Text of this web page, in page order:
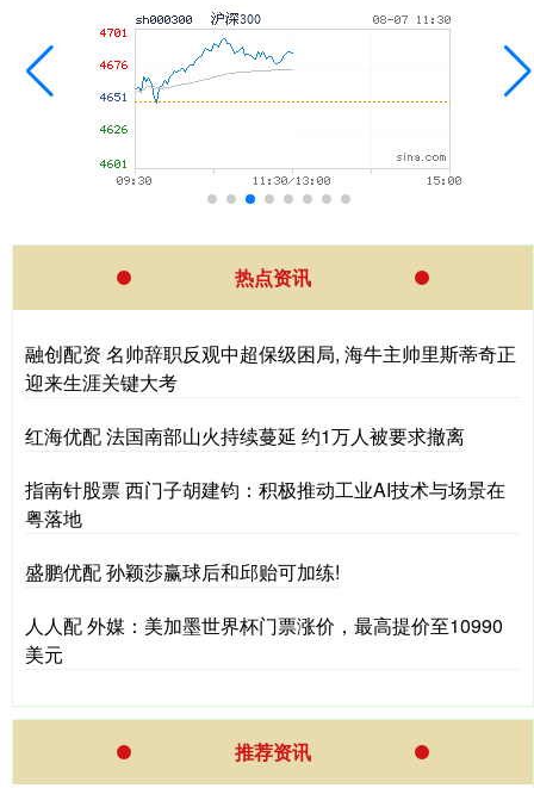
热点资讯
融创配资 名帅辞职反观中超保级困局, 海牛主帅里斯蒂奇正
迎来生涯关键大考
红海优配 法国南部山火持续蔓延 约1万人被要求撤离
指南针股票 西门子胡建钧：积极推动工业AI技术与场景在
粤落地
盛鹏优配 孙颖莎赢球后和邱贻可加练!
人人配 外媒：美加墨世界杯门票涨价，最高提价至10990
美元
推荐资讯